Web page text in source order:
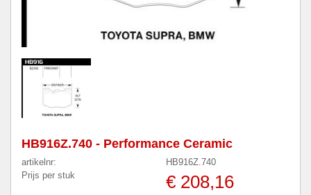
HB916Z.740 - Performance Ceramic
artikelnr:
HB916Z.740
Prijs per stuk
€ 208,16